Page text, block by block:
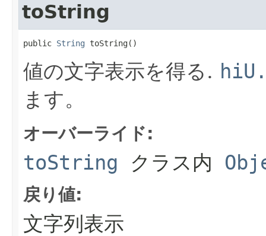
toString
public String toString()
値の文字表示を得る.
ます。
オーバーライド:
toString クラス内
戻り値:
文字列表示